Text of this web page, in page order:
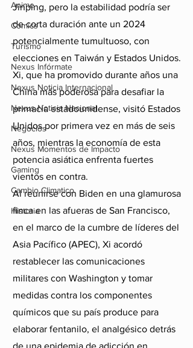
Anime
Comics
Turismo
Nexus Infórmate
Nexus Noticia Internacional
Nexus Noticia Nacional
Negocios
Nexus Momentos de Impacto
Gaming
Cambio Climatico
Historia
Jinping, pero la estabilidad podría ser
de corta duración ante un 2024
potencialmente tumultuoso, con
elecciones en Taiwán y Estados Unidos.
Xi, que ha promovido durante años una
China más poderosa para desafiar la
primacía estadounidense, visitó Estados
Unidos por primera vez en más de seis
años, mientras la economía de esta
potencia asiática enfrenta fuertes
vientos en contra.
Al reunirse con Biden en una glamurosa
finca en las afueras de San Francisco,
en el marco de la cumbre de líderes del
Asia Pacífico (APEC), Xi acordó
restablecer las comunicaciones
militares con Washington y tomar
medidas contra los componentes
químicos que su país produce para
elaborar fentanilo, el analgésico detrás
de una epidemia de adicción en